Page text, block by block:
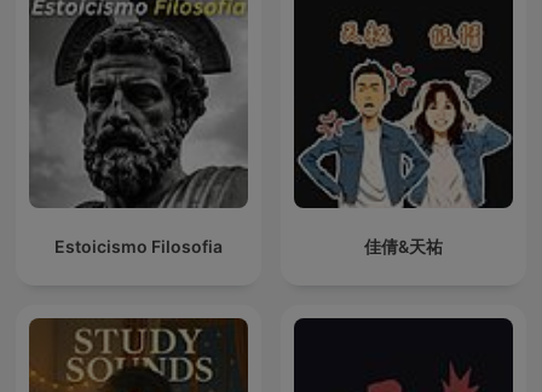
Estoicismo Filosofia 佳倩&天祐